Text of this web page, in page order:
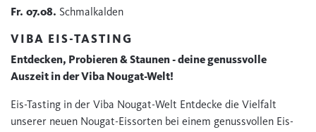
Fr. 07.08. Schmalkalden
VIBA EIS-TASTING
Entdecken, Probieren & Staunen - deine genussvolle
Auszeit in der Viba Nougat-Welt!
Eis-Tasting in der Viba Nougat-Welt Entdecke die Vielfalt
unserer neuen Nougat-Eissorten bei einem genussvollen Eis-